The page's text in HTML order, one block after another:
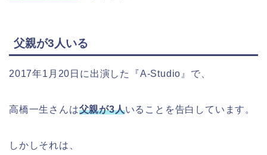
父親が3人いる
2017年1月20日に出演した『A-Studio』で、
高橋一生さんは父親が3人いることを告白しています。
しかしそれは、